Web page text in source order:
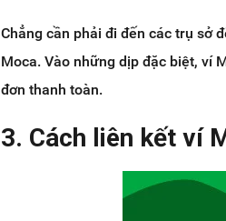
Chẳng cần phải đi đến các trụ sở
Moca. Vào những dịp đặc biệt, ví
đơn thanh toàn.
3. Cách liên kết ví